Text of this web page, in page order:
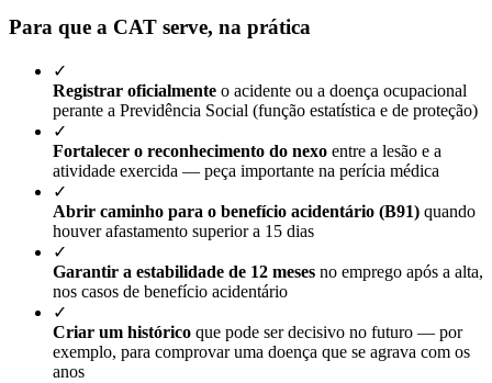
Para que a CAT serve, na prática
✓
Registrar oficialmente o acidente ou a doença ocupacional
perante a Previdência Social (função estatística e de proteção)
✓
Fortalecer o reconhecimento do nexo entre a lesão e a
atividade exercida — peça importante na perícia médica
✓
Abrir caminho para o benefício acidentário (B91) quando
houver afastamento superior a 15 dias
✓
Garantir a estabilidade de 12 meses no emprego após a alta,
nos casos de benefício acidentário
✓
Criar um histórico que pode ser decisivo no futuro — por
exemplo, para comprovar uma doença que se agrava com os
anos